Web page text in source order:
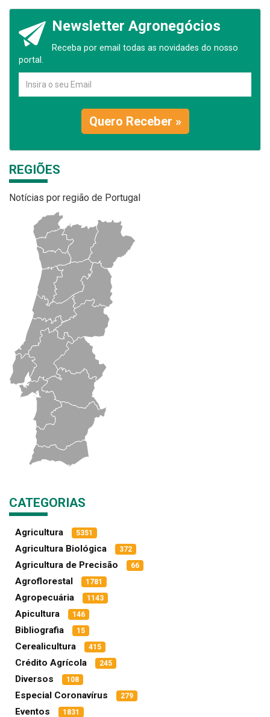
Newsletter Agronegócios
Receba por email todas as novidades do nosso
portal.
Quero Receber »
REGIÕES
Notícias por região de Portugal
CATEGORIAS
Agricultura 5351
Agricultura Biológica 372
Agricultura de Precisão 66
Agroflorestal 1781
Agropecuária 1143
Apicultura 146
Bibliografia 15
Cerealicultura 415
Crédito Agrícola 245
Diversos 108
Especial Coronavírus 279
Eventos 1831